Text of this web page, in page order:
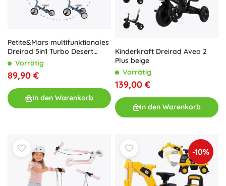
Petite&Mars multifunktionales
Dreirad 5in1 Turbo Desert
SandVorrätig
89,90 €
In den Warenkorb
Kinderkraft Dreirad Aveo 2
Plus beige
Vorrätig
139,00 €
In den Warenkorb
-10%